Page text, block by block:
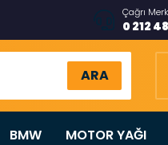
Çağrı
0 212
ARA
BMW MOTOR YAĞI